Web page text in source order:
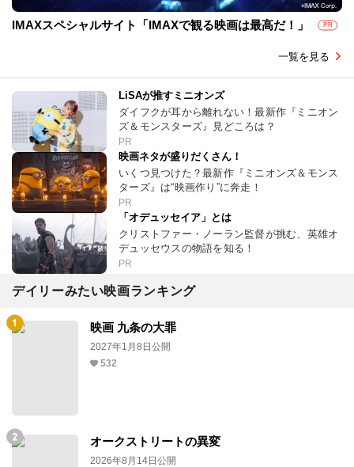
IMAXスペシャルサイト「IMAXで観る映画は最高だ！」 PR
一覧を見る
LiSAが推すミニオンズ
ダイフクが耳から離れない！最新作『ミニオン
ズ＆モンスターズ』見どころは？
PR
映画ネタが盛りだくさん！
いくつ見つけた？最新作『ミニオンズ＆モンス
ターズ』は“映画作り”に奔走！
PR
「オデュッセイア」とは
クリストファー・ノーラン監督が挑む、英雄オ
デュッセウスの物語を知る！
PR
デイリーみたい映画ランキング
映画 九条の大罪
2027年1月8日公開
532
オークストリートの異変
2026年8月14日公開